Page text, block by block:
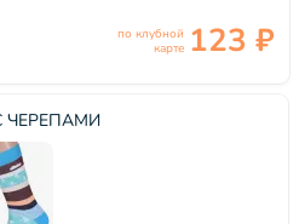
ЧЕРЕПАМИ
по клубной
карте 123 ₽